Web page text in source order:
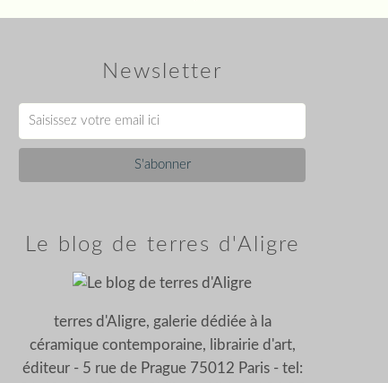
Newsletter
Le blog de terres d'Aligre
terres d'Aligre, galerie dédiée à la
céramique contemporaine, librairie d'art,
éditeur - 5 rue de Prague 75012 Paris - tel: